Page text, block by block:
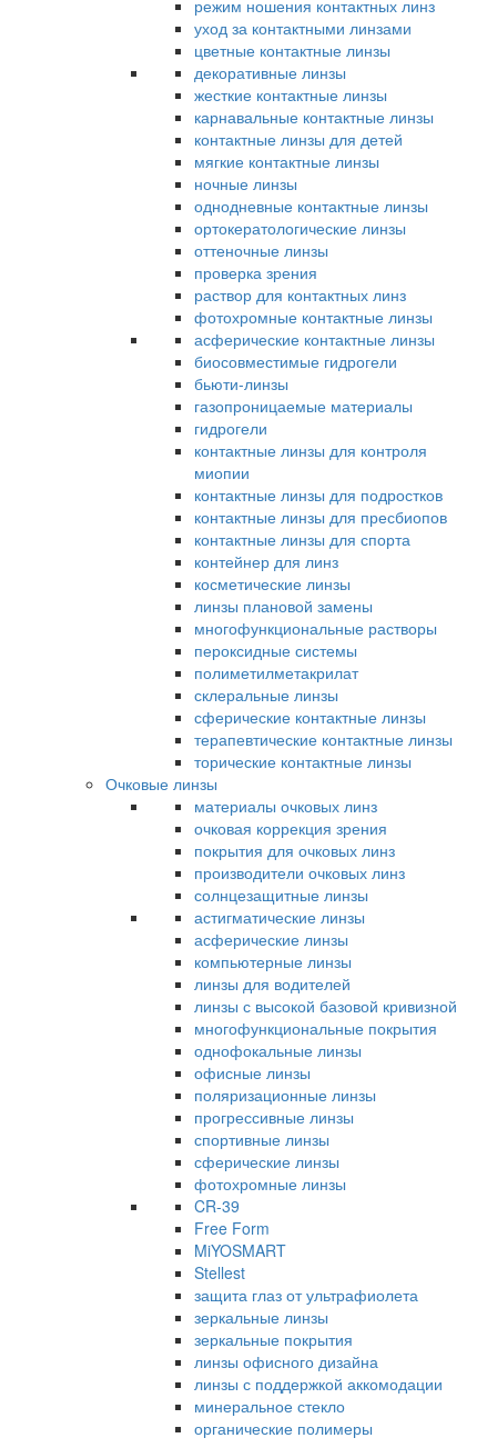
режим ношения контактных линз
уход за контактными линзами
цветные контактные линзы
декоративные линзы
жесткие контактные линзы
карнавальные контактные линзы
контактные линзы для детей
мягкие контактные линзы
ночные линзы
однодневные контактные линзы
ортокератологические линзы
оттеночные линзы
проверка зрения
раствор для контактных линз
фотохромные контактные линзы
асферические контактные линзы
биосовместимые гидрогели
бьюти-линзы
газопроницаемые материалы
гидрогели
контактные линзы для контроля
миопии
контактные линзы для подростков
контактные линзы для пресбиопов
контактные линзы для спорта
контейнер для линз
косметические линзы
линзы плановой замены
многофункциональные растворы
пероксидные системы
полиметилметакрилат
склеральные линзы
сферические контактные линзы
терапевтические контактные линзы
торические контактные линзы
Очковые линзы
материалы очковых линз
очковая коррекция зрения
покрытия для очковых линз
производители очковых линз
солнцезащитные линзы
астигматические линзы
асферические линзы
компьютерные линзы
линзы для водителей
линзы с высокой базовой кривизной
многофункциональные покрытия
однофокальные линзы
офисные линзы
поляризационные линзы
прогрессивные линзы
спортивные линзы
сферические линзы
фотохромные линзы
CR-39
Free Form
MiYOSMART
Stellest
защита глаз от ультрафиолета
зеркальные линзы
зеркальные покрытия
линзы офисного дизайна
линзы с поддержкой аккомодации
минеральное стекло
органические полимеры